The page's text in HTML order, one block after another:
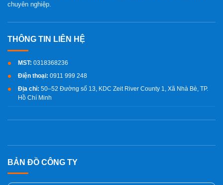
BẢN ĐỒ CÔNG TY
chuyên nghiệp.
MST: 0318368236
Điện thoại: 0911 999 248
Địa chỉ: 50–52 Đường số 13, KDC Zeit River County 1, Xã Nhà Bè, TP.
Hồ Chí Minh